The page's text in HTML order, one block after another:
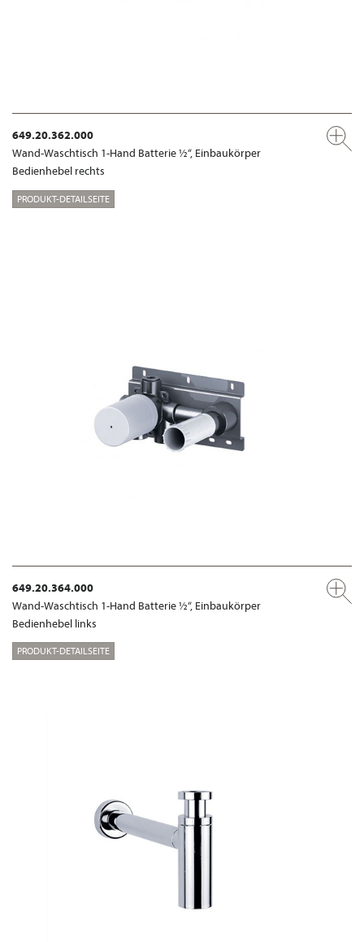
649.20.362.000
Wand-Waschtisch 1-Hand Batterie ½“, Einbaukörper
Bedienhebel rechts
PRODUKT-DETAILSEITE
649.20.364.000
Wand-Waschtisch 1-Hand Batterie ½“, Einbaukörper
Bedienhebel links
PRODUKT-DETAILSEITE